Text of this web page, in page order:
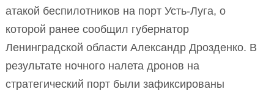
атакой беспилотников на порт Усть-Луга, о
которой ранее сообщил губернатор
Ленинградской области Александр Дрозденко. В
результате ночного налета дронов на
стратегический порт были зафиксированы